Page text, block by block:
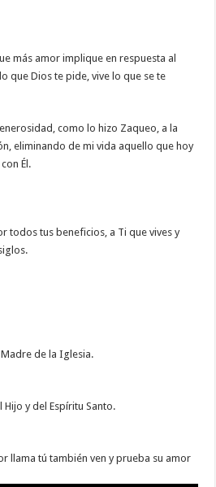
más amor implique en respuesta al
que Dios te pide, vive lo que se te
como lo hizo Zaqueo, a la
eliminando de mi vida aquello que hoy
Él.
todos tus beneficios, a Ti que vives y
de la Iglesia.
y del Espíritu Santo.
llama tú también ven y prueba su amor